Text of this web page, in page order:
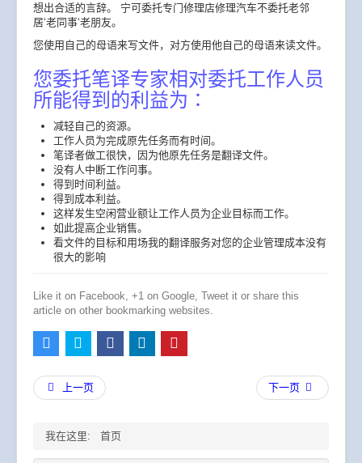
想出合适的言辞。 宁可委托专门修理店修理汽车不委托老邻
居‘老同事‘老朋友。
您使用自己的母语来写文件，对方使用他自己的母语来读文件。
您委托笔译专家相对委托工作人员
所能得到的利益为∶
减轻自己的资源。
工作人员为完成原先任务而有时间。
笔译者做工很快，因为他原先任务是翻译文件。
没有人中断工作问事。
得到时间利益。
得到成本利益。
这样发生空闲营业额让工作人员为企业目标而工作。
如此提高企业销售。
看文件的目标和用场我的翻译服务对您的企业管理成本没有
很大的影响
Like it on Facebook, +1 on Google, Tweet it or share this
article on other bookmarking websites.
上一页 下一页
我在这里: 首页